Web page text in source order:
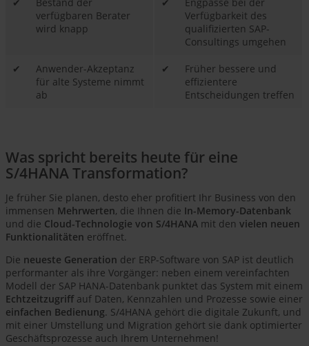
verfügbaren Berater
wird knapp
Verfügbarkeit des
qualifizierten SAP-
Consultings umgehen
✔
Anwender-Akzeptanz
für alte Systeme nimmt
ab
✔
Früher bessere und
effizientere
Entscheidungen treffen
Was spricht bereits heute für eine
S/4HANA Transformation?
Je früher Sie planen, desto eher profitiert Ihr Business von den
immensen Mehrwerten, die Ihnen die In-Memory-Datenbank
und die Cloud-Technologie von S/4HANA mit den vielen neuen
Funktionalitäten eröffnet.
Die neueste Generation der ERP-Software von SAP ist deutlich
performanter als ihre Vorgänger: neben einem vereinfachten
Modell der SAP HANA-Datenbank punktet das System mit einem
Echtzeitzugriffauf Daten, Kennzahlen und Prozesse sowie einer
einfachen Bedienung. S/4HANA gehört die digitale Zukunft, und
mit einer Umstellung und Migration gehört sie dank optimierter
Geschäftsprozesse auch Ihrem Unternehmen!